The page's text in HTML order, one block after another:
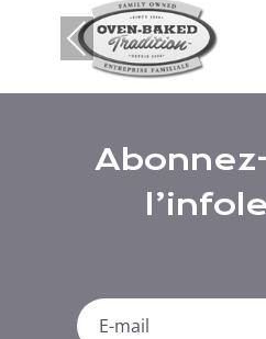
Previous